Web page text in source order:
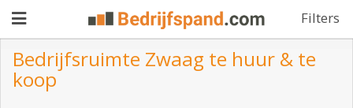
Filters
Pand
Bedrijfsruimte Zwaag te huur & te
koop